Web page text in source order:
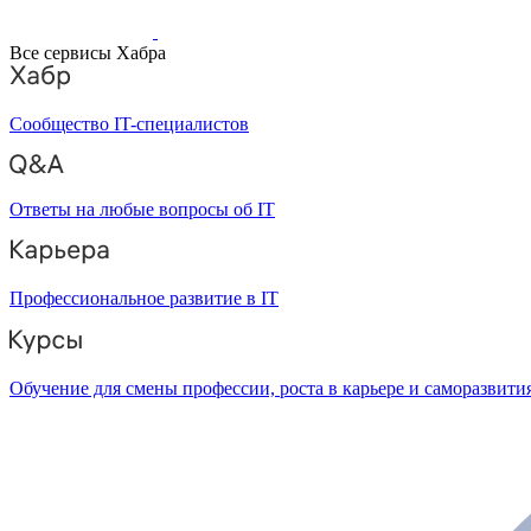
Все сервисы Хабра
Сообщество IT-специалистов
Ответы на любые вопросы об IT
Профессиональное развитие в IT
Обучение для смены профессии, роста в карьере и